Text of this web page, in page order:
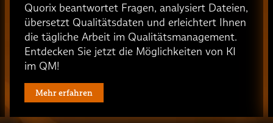
Quorix beantwortet Fragen, analysiert Dateien,
übersetzt Qualitätsdaten und erleichtert Ihnen
die tägliche Arbeit im Qualitätsmanagement.
Entdecken Sie jetzt die Möglichkeiten von KI
im QM!
Mehr erfahren